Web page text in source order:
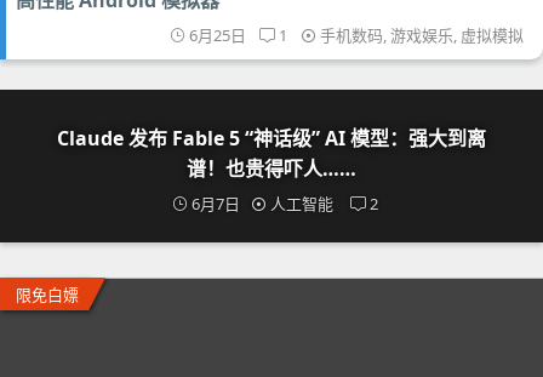
6月25日 1 手机数码,游戏娱乐, 虚拟模拟
Claude 发布 Fable 5 “神话级” AI 模型：强大到离
谱！也贵得吓人……
6月7日 人工智能 2
限免白嫖